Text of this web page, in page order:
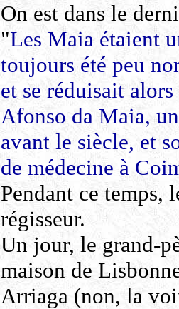
On est dans le
"Les Maia étaient
toujours été peu
et se réduisait
Afonso da Maia,
avant le siècle, et
de médecine à
Pendant ce temps,
régisseur.
Un jour, le grand-
maison de
Arriaga (non, la